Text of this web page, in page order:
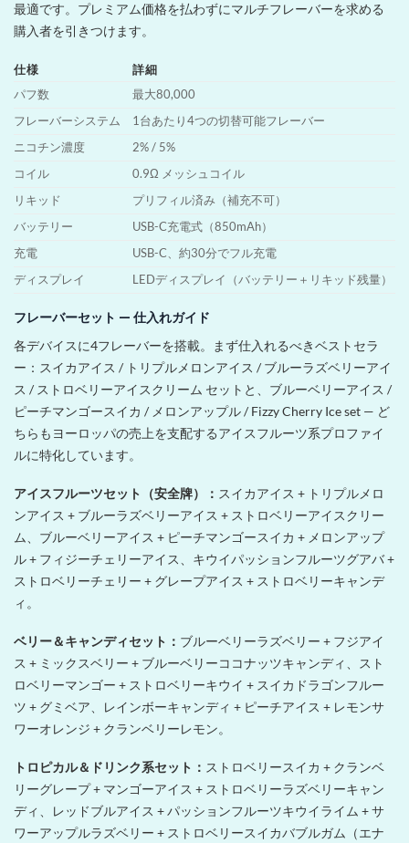
最適です。プレミアム価格を払わずにマルチフレーバーを求める
購入者を引きつけます。
仕様
詳細
パフ数
最大80,000
フレーバーシステム
1台あたり4つの切替可能フレーバー
ニコチン濃度
2% / 5%
コイル
0.9Ω メッシュコイル
リキッド
プリフィル済み（補充不可）
バッテリー
USB-C充電式（850mAh）
充電
USB-C、約30分でフル充電
ディスプレイ
LEDディスプレイ（バッテリー＋リキッド残量）
フレーバーセット — 仕入れガイド
各デバイスに4フレーバーを搭載。まず仕入れるべきベストセラ
ー：スイカアイス / トリプルメロンアイス / ブルーラズベリーアイ
ス / ストロベリーアイスクリーム セットと、ブルーベリーアイス /
ピーチマンゴースイカ / メロンアップル / Fizzy Cherry Ice set — ど
ちらもヨーロッパの売上を支配するアイスフルーツ系プロファイ
ルに特化しています。
アイスフルーツセット（安全牌）： スイカアイス + トリプルメロ
ンアイス + ブルーラズベリーアイス + ストロベリーアイスクリー
ム、ブルーベリーアイス + ピーチマンゴースイカ + メロンアップ
ル + フィジーチェリーアイス、キウイパッションフルーツグアバ +
ストロベリーチェリー + グレープアイス + ストロベリーキャンデ
ィ。
ベリー＆キャンディセット： ブルーベリーラズベリー + フジアイ
ス + ミックスベリー + ブルーベリーココナッツキャンディ、スト
ロベリーマンゴー + ストロベリーキウイ + スイカドラゴンフルー
ツ + グミベア、レインボーキャンディ + ピーチアイス + レモンサ
ワーオレンジ + クランベリーレモン。
トロピカル＆ドリンク系セット： ストロベリースイカ + クランベ
リーグレープ + マンゴーアイス + ストロベリーラズベリーキャン
ディ、レッドブルアイス + パッションフルーツキウイライム + サ
ワーアップルラズベリー + ストロベリースイカバブルガム（エナ